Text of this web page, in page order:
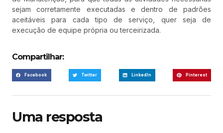
sejam corretamente executadas e dentro de padrões
aceitáveis para cada tipo de serviço, quer seja de
execução de equipe própria ou terceirizada.
Compartilhar:
Facebook Twitter LinkedIn Pinterest
Uma resposta